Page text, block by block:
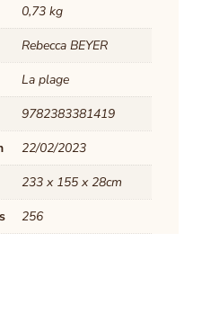
0,73 kg
Rebecca BEYER
La plage
9782383381419
22/02/2023
233 x 155 x 28cm
256